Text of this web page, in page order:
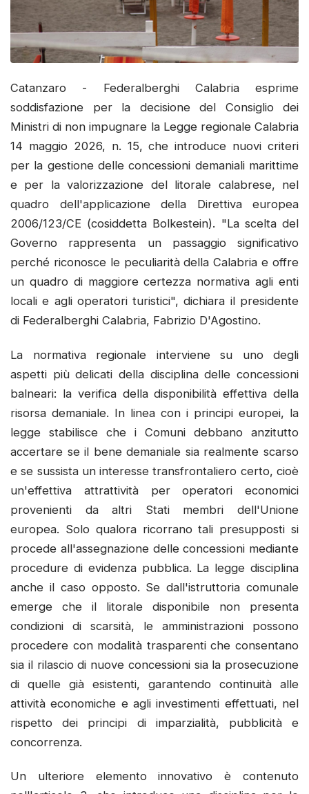
Catanzaro - Federalberghi Calabria esprime
soddisfazione per la decisione del Consiglio dei
Ministri di non impugnare la Legge regionale Calabria
14 maggio 2026, n. 15, che introduce nuovi criteri
per la gestione delle concessioni demaniali marittime
e per la valorizzazione del litorale calabrese, nel
quadro dell'applicazione della Direttiva europea
2006/123/CE (cosiddetta Bolkestein). "La scelta del
Governo rappresenta un passaggio significativo
perché riconosce le peculiarità della Calabria e offre
un quadro di maggiore certezza normativa agli enti
locali e agli operatori turistici", dichiara il presidente
di Federalberghi Calabria, Fabrizio D'Agostino.
La normativa regionale interviene su uno degli
aspetti più delicati della disciplina delle concessioni
balneari: la verifica della disponibilità effettiva della
risorsa demaniale. In linea con i principi europei, la
legge stabilisce che i Comuni debbano anzitutto
accertare se il bene demaniale sia realmente scarso
e se sussista un interesse transfrontaliero certo, cioè
un'effettiva attrattività per operatori economici
provenienti da altri Stati membri dell'Unione
europea. Solo qualora ricorrano tali presupposti si
procede all'assegnazione delle concessioni mediante
procedure di evidenza pubblica. La legge disciplina
anche il caso opposto. Se dall'istruttoria comunale
emerge che il litorale disponibile non presenta
condizioni di scarsità, le amministrazioni possono
procedere con modalità trasparenti che consentano
sia il rilascio di nuove concessioni sia la prosecuzione
di quelle già esistenti, garantendo continuità alle
attività economiche e agli investimenti effettuati, nel
rispetto dei principi di imparzialità, pubblicità e
concorrenza.
Un ulteriore elemento innovativo è contenuto